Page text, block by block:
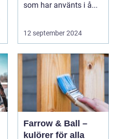
som har använts i å...
12 september 2024
Farrow & Ball –
kulörer för alla